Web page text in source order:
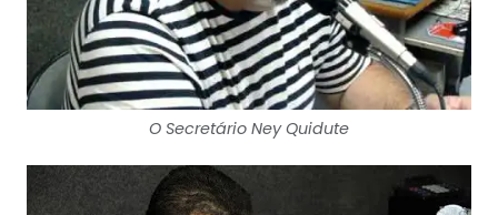
O Secretário Ney Quidute